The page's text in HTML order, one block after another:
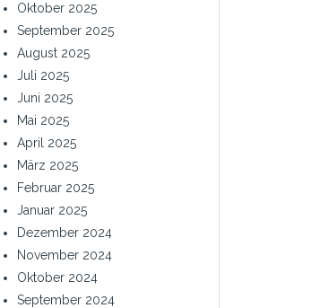
Oktober 2025
September 2025
August 2025
Juli 2025
Juni 2025
Mai 2025
April 2025
März 2025
Februar 2025
Januar 2025
Dezember 2024
November 2024
Oktober 2024
September 2024